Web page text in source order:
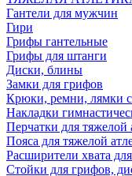
Гантели для мужчин
Гири
Грифы гантельные
Грифы для штанги
Диски, блины
Замки для грифов
Крюки, ремни, лямки
Накладки
Перчатки для тяжелой
Пояса для тяжелой
Расширители хвата
Стойки для грифов,